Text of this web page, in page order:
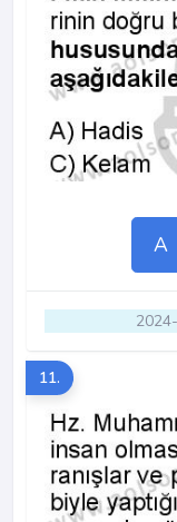
A
11.